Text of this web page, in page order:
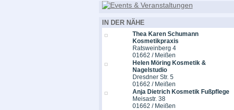
IN DER NÄHE
Thea Karen Schumann
Kosmetikpraxis
Ratsweinberg 4
01662 / Meißen
Helen Möring Kosmetik &
Nagelstudio
Dresdner Str. 5
01662 / Meißen
Anja Dietrich Kosmetik Fußpflege
Meisastr. 38
01662 / Meißen